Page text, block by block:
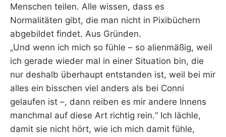
Menschen teilen. Alle wissen, dass es
Normalitäten gibt, die man nicht in Pixibüchern
abgebildet findet. Aus Gründen.
„Und wenn ich mich so fühle – so alienmäßig, weil
ich gerade wieder mal in einer Situation bin, die
nur deshalb überhaupt entstanden ist, weil bei mir
alles ein bisschen viel anders als bei Conni
gelaufen ist –, dann reiben es mir andere Innens
manchmal auf diese Art richtig rein.“ Ich lächle,
damit sie nicht hört, wie ich mich damit fühle,